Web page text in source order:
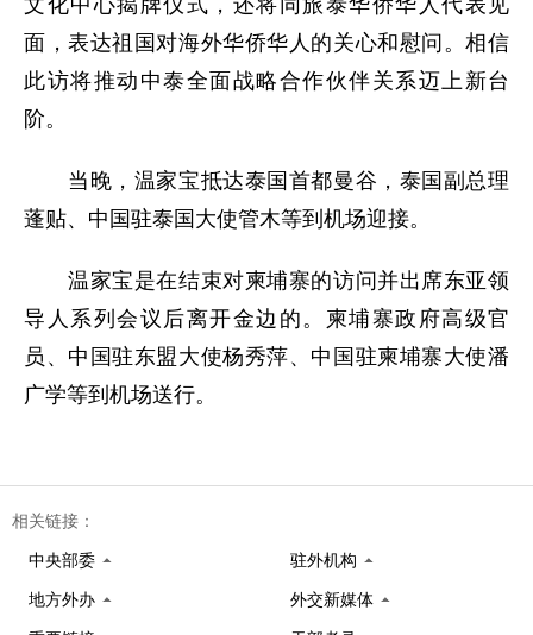
面，表达祖国对海外华侨华人的关心和慰问。相信
此访将推动中泰全面战略合作伙伴关系迈上新台
阶。
当晚，温家宝抵达泰国首都曼谷，泰国副总理
蓬贴、中国驻泰国大使管木等到机场迎接。
温家宝是在结束对柬埔寨的访问并出席东亚领
导人系列会议后离开金边的。柬埔寨政府高级官
员、中国驻东盟大使杨秀萍、中国驻柬埔寨大使潘
广学等到机场送行。
相关链接：
中央部委 驻外机构
地方外办 外交新媒体